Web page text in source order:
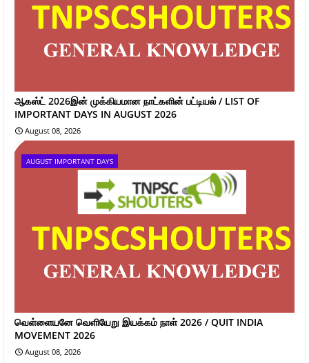
ஆகஸ்ட் 2026இன் முக்கியமான நாட்களின் பட்டியல் / LIST OF
IMPORTANT DAYS IN AUGUST 2026
August 08, 2026
AUGUST IMPORTANT DAYS
வெள்ளையனே வெளியேறு இயக்கம் நாள் 2026 / QUIT INDIA
MOVEMENT 2026
August 08, 2026